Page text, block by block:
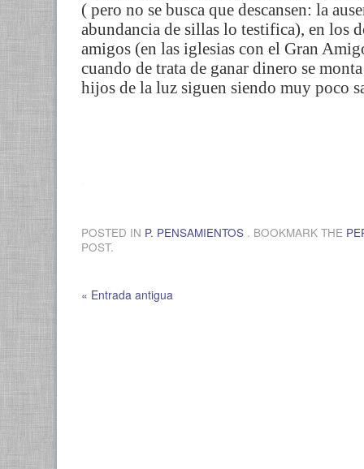
( pero no se busca que descansen: la
abundancia de sillas lo testifica), en los
amigos (en las iglesias con el Gran
cuando de trata de ganar dinero se
hijos de la luz siguen siendo muy poco
.
POSTED IN P. PENSAMIENTOS . BOOKMARK THE
POST.
« Entrada antigua